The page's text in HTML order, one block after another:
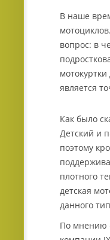
В наше
вопрос: в
является
Как было
Детский и
поэтому
плотного
детская
данного
По мнению